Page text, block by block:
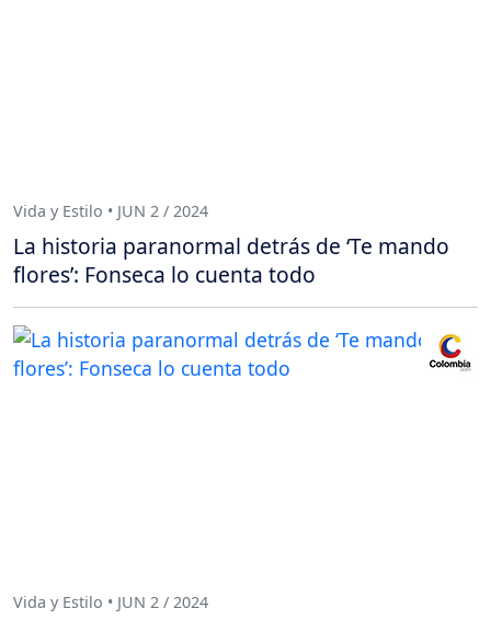
Vida y Estilo • JUN 2 / 2024
La historia paranormal detrás de ‘Te mando
flores’: Fonseca lo cuenta todo
Vida y Estilo • JUN 2 / 2024